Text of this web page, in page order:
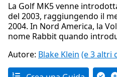
La Golf MK5 venne
del 2003, raggiungendo il
2004. In Nord America, la
nome Rabbit quando
Autore: Blake Klein (e 3 altri